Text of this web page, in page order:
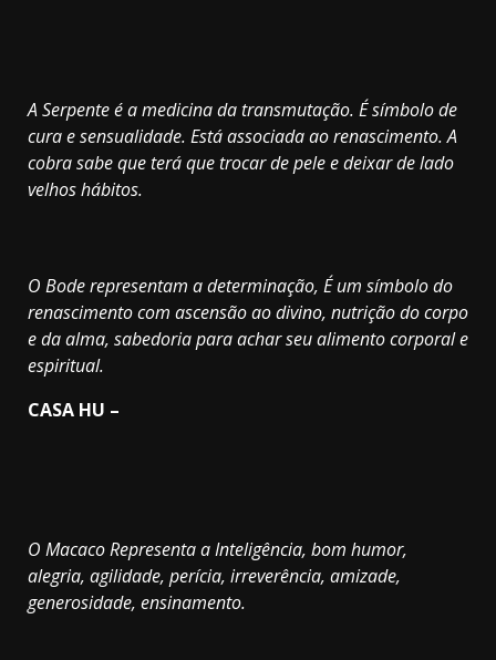
A Serpente é a medicina da transmutação. É símbolo de
cura e sensualidade. Está associada ao renascimento. A
cobra sabe que terá que trocar de pele e deixar de lado
velhos hábitos.
O Bode representam a determinação, É um símbolo do
renascimento com ascensão ao divino, nutrição do corpo
e da alma, sabedoria para achar seu alimento corporal e
espiritual.
CASA HU –
O Macaco Representa a Inteligência, bom humor,
alegria, agilidade, perícia, irreverência, amizade,
generosidade, ensinamento.